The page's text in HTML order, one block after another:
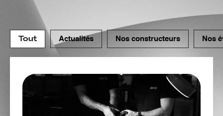
Tout Actualités Nos constructeurs Nos